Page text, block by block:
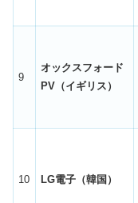
9
オックスフォード
PV（イギリス）
10 LG電子（韓国）